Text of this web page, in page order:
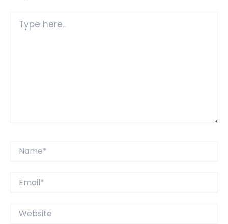
here..
Website